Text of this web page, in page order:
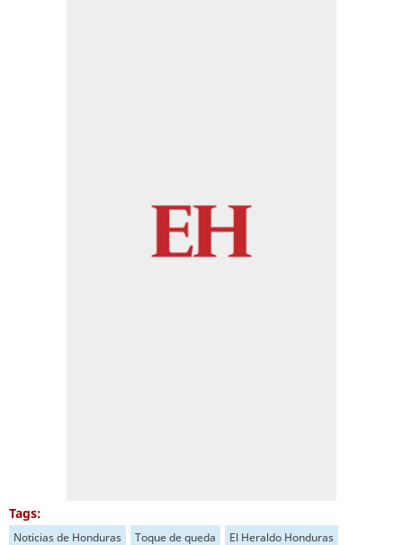
Tags:
Noticias de Honduras Toque de queda
El Heraldo Honduras